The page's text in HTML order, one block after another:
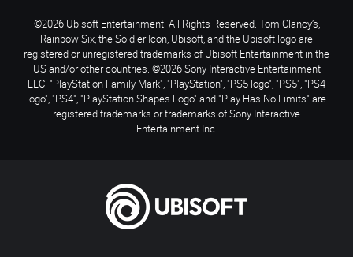
©2026 Ubisoft Entertainment. All Rights Reserved. Tom Clancy’s,
Rainbow Six, the Soldier Icon, Ubisoft, and the Ubisoft logo are
registered or unregistered trademarks of Ubisoft Entertainment in the
US and/or other countries. ©2026 Sony Interactive Entertainment
LLC. "PlayStation Family Mark", "PlayStation", "PS5 logo", "PS5", "PS4
logo", "PS4", "PlayStation Shapes Logo" and "Play Has No Limits" are
registered trademarks or trademarks of Sony Interactive
Entertainment Inc.